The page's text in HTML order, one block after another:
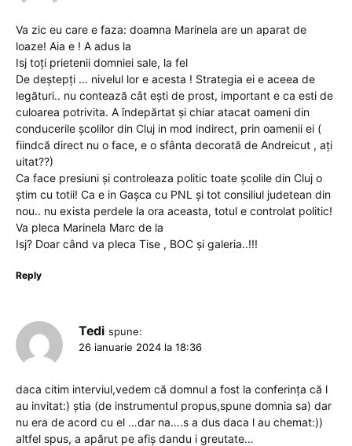
Va zic eu care e faza: doamna Marinela are un aparat de
loaze! Aia e ! A adus la
Isj toți prietenii domniei sale, la fel
De deștepți … nivelul lor e acesta ! Strategia ei e aceea de
legături.. nu contează cât ești de prost, important e ca esti de
culoarea potrivita. A îndepărtat și chiar atacat oameni din
conducerile școlilor din Cluj in mod indirect, prin oamenii ei (
fiindcă direct nu o face, e o sfânta decorată de Andreicut , ați
uitat??)
Ca face presiuni și controleaza politic toate școlile din Cluj o
știm cu totii! Ca e in Gașca cu PNL și tot consiliul judetean din
nou.. nu exista perdele la ora aceasta, totul e controlat politic!
Va pleca Marinela Marc de la
Isj? Doar când va pleca Tise , BOC și galeria..!!!
Reply
Tedi spune:
26 ianuarie 2024 la 18:36
daca citim interviul,vedem că domnul a fost la conferința că l
au invitat:) știa (de instrumentul propus,spune domnia sa) dar
nu era de acord cu el …dar na….s a dus daca l au chemat:))
altfel spus, a apărut pe afiș dandu i greutate…